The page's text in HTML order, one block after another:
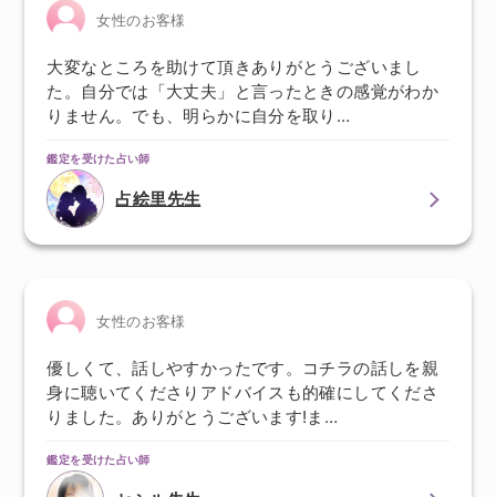
女性のお客様
大変なところを助けて頂きありがとうございまし
た。自分では「大丈夫」と言ったときの感覚がわか
りません。でも、明らかに自分を取り…
鑑定を受けた占い師
占絵里先生
女性のお客様
優しくて、話しやすかったです。コチラの話しを親
身に聴いてくださりアドバイスも的確にしてくださ
りました。ありがとうございます!ま…
鑑定を受けた占い師